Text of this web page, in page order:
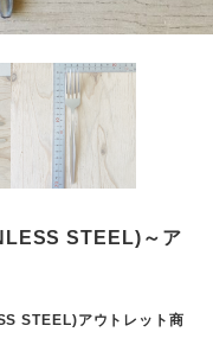
STEEL)～ア
STEEL)アウトレット商